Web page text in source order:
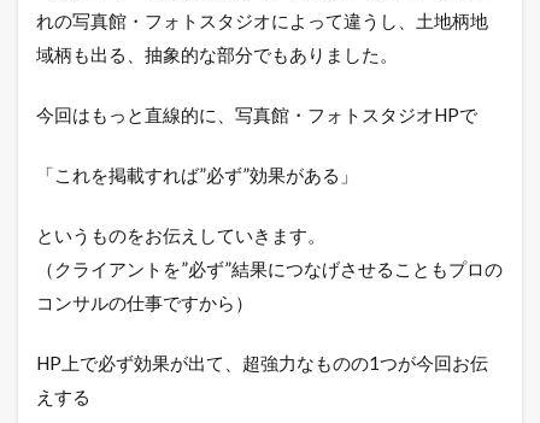
れの写真館・フォトスタジオによって違うし、土地柄地
域柄も出る、抽象的な部分でもありました。
今回はもっと直線的に、写真館・フォトスタジオHPで
「これを掲載すれば”必ず”効果がある」
というものをお伝えしていきます。
（クライアントを”必ず”結果につなげさせることもプロの
コンサルの仕事ですから）
HP上で必ず効果が出て、超強力なものの1つが今回お伝
えする